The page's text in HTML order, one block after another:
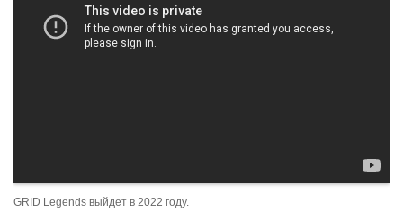
GRID Legends выйдет в 2022 году.